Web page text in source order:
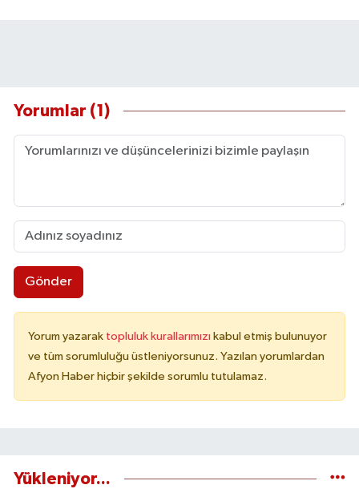
Yorumlar (1)
Gönder
Yorum yazarak topluluk kurallarımızı kabul etmiş bulunuyor
ve tüm sorumluluğu üstleniyorsunuz. Yazılan yorumlardan
Afyon Haber hiçbir şekilde sorumlu tutulamaz.
Yükleniyor...